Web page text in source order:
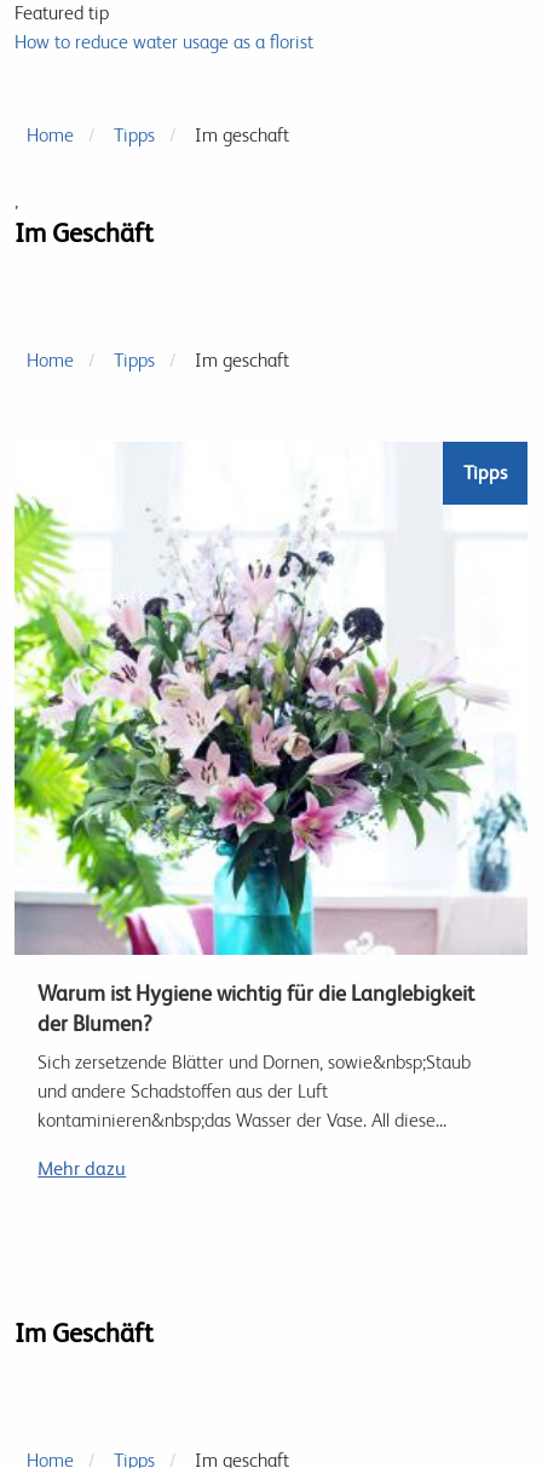
Featured tip
How to reduce water usage as a florist
Home Tipps Im geschaft
Im Geschäft
Home Tipps Im geschaft
Tipps
Warum ist Hygiene wichtig für die Langlebigkeit
der Blumen?
Sich zersetzende Blätter und Dornen, sowie&nbsp;Staub
und andere Schadstoffen aus der Luft
kontaminieren&nbsp;das Wasser der Vase. All diese...
Mehr dazu
Im Geschäft
Home Tipps Im geschaft